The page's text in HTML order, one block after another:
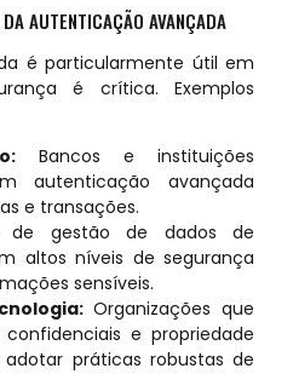
AUTENTICAÇÃO AVANÇADA
é particularmente útil em
é crítica. Exemplos
Bancos e instituições
autenticação avançada
e transações.
de gestão de dados de
altos níveis de segurança
sensíveis.
Organizações que
e propriedade
práticas robustas de